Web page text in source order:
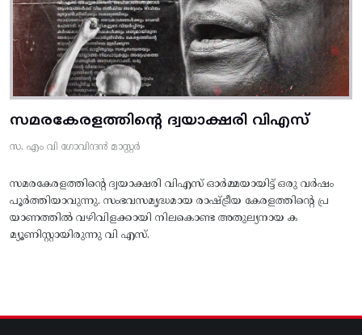
സമരകേരളത്തിൻ്റെ ദ്വയാക്ഷരി വിഎസ്
സ. എം വി ഗോവിന്ദൻ മാസ്റ്റർ
സമരകേരളത്തിൻ്റെ ദ്വയാക്ഷരി വിഎസ് ഓർമ്മയായിട്ട് ഒരു വർഷം
പൂർത്തിയാവുന്നു. സംഭവസമൃദ്ധമായ രാഷ്ട്രീയ കേരളത്തിന്റെ പ്ര
യാണത്തിൽ വഴിവിളക്കായി നിലകൊണ്ട അതുല്യനായ ക
മ്യൂണിസ്റ്റായിരുന്നു വി എസ്.